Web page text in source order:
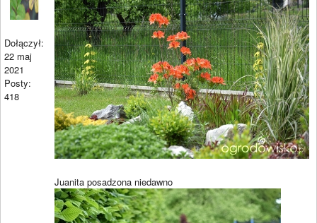
Dołączył:
22 maj
2021
Posty:
418
Juanita posadzona niedawno